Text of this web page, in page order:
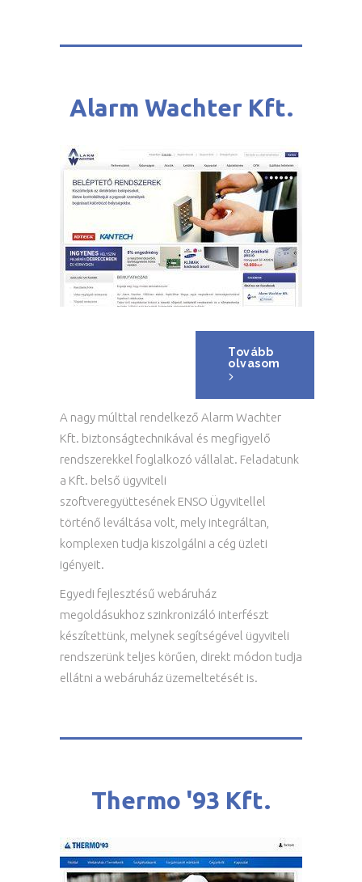
Alarm Wachter Kft.
Tovább
olvasom
A nagy múlttal rendelkező Alarm Wachter
Kft. biztonságtechnikával és megfigyelő
rendszerekkel foglalkozó vállalat. Feladatunk
a Kft. belső ügyviteli
szoftveregyüttesének ENSO Ügyvitellel
történő leváltása volt, mely integráltan,
komplexen tudja kiszolgálni a cég üzleti
igényeit.
Egyedi fejlesztésű webáruház
megoldásukhoz szinkronizáló interfészt
készítettünk, melynek segítségével ügyviteli
rendszerünk teljes körűen, direkt módon tudja
ellátni a webáruház üzemeltetését is.
Thermo '93 Kft.